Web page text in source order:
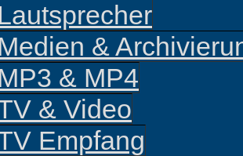
&
& MP4
& Video
Empfang